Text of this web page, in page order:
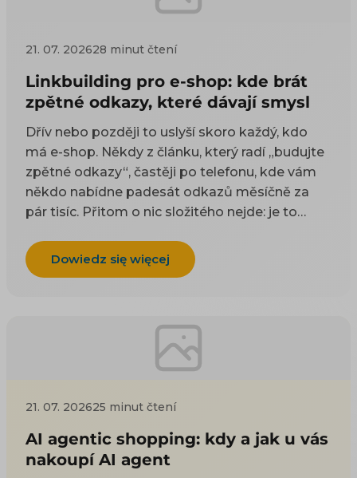
21. 07. 202628 minut čtení
Linkbuilding pro e-shop: kde brát
zpětné odkazy, které dávají smysl
Dřív nebo později to uslyší skoro každý, kdo
má e-shop. Někdy z článku, který radí „budujte
zpětné odkazy“, častěji po telefonu, kde vám
někdo nabídne padesát odkazů měsíčně za
pár tisíc. Přitom o nic složitého nejde: je to
odkazy odjakživa bere jako doporučení — čím
víc důvěryhodných webů na vás ukazuje, tím
si to začnete zjišťovat, najdete dva druhy rad a
ani jeden vám nepomůže. Návody psané pro
blogery poradí, ať napíšete skvělý článek, na
neprodáváte články, ale kotle nebo dětské
boty. Nabídky agentur zase prodávají balíček
odkazů, u kterých se nedozvíte, odkud se
vezmou ani co udělají. Tenhle text jde třetí
Dowiedz się więcej
21. 07. 202625 minut čtení
AI agentic shopping: kdy a jak u vás
nakoupí AI agent